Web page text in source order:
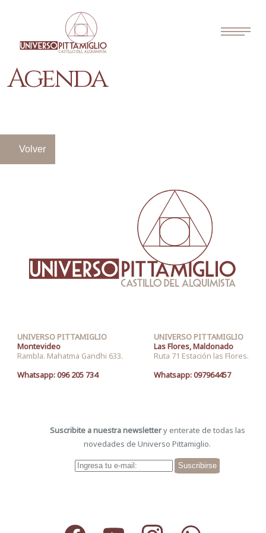
Agenda
Volver
UNIVERSO PITTAMIGLIO
Montevideo
Rambla. Mahatma Gandhi 633.
Whatsapp: 096 205 734
UNIVERSO PITTAMIGLIO
Las Flores, Maldonado
Ruta 71 Estación las Flores.
Whatsapp: 097964457
Suscribite a nuestra newslettery enterate de todas las
novedades de Universo Pittamiglio.